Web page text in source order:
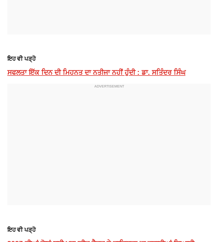
ਇਹ ਵੀ ਪੜ੍ਹੋ
ਸਫਲਤਾ ਇੱਕ ਦਿਨ ਦੀ ਮਿਹਨਤ ਦਾ ਨਤੀਜਾ ਨਹੀਂ ਹੁੰਦੀ : ਡਾ. ਸਤਿੰਦਰ ਸਿੰਘ
ਇਹ ਵੀ ਪੜ੍ਹੋ